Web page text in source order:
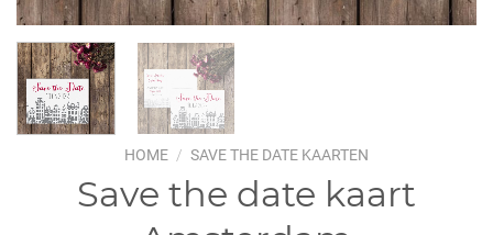
HOME / SAVE THE DATE KAARTEN
Save the date kaart